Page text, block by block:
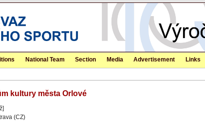
National Team Section Media Advertisement Links
kultury města Orlové
(CZ)